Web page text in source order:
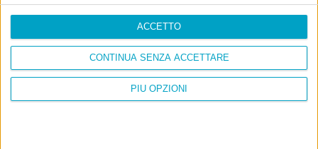
PIÙ OPZIONI
CONTINUA SENZA ACCETTARE
ACCETTO